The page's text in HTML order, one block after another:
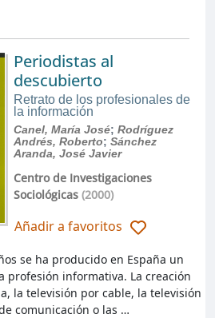
Periodistas al
descubierto
Retrato de los profesionales de
la información
Canel, María José; Rodríguez
Andrés, Roberto; Sánchez
Aranda, José Javier
Centro de Investigaciones
Sociológicas(2000)
Añadir a favoritos
se ha producido en España un
profesión informativa. La creación
la televisión por cable, la televisión
comunicación o las …